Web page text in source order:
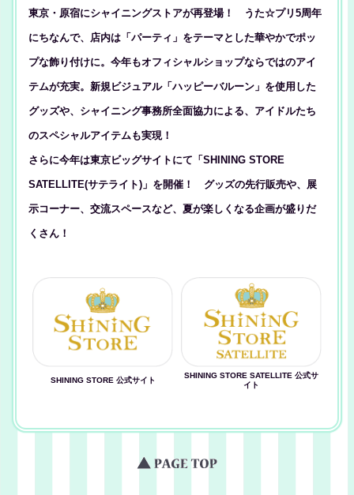
東京・原宿にシャイニングストアが再登場！ うた☆プリ5周年
にちなんで、店内は「パーティ」をテーマとした華やかでポッ
プな飾り付けに。今年もオフィシャルショップならではのアイ
テムが充実。新規ビジュアル「ハッピーバルーン」を使用した
グッズや、シャイニング事務所全面協力による、アイドルたち
のスペシャルアイテムも実現！
さらに今年は東京ビッグサイトにて「SHINING STORE
SATELLITE(サテライト)」を開催！ グッズの先行販売や、展
示コーナー、交流スペースなど、夏が楽しくなる企画が盛りだ
くさん！
SHINING STORE 公式サイト
SHINING STORE SATELLITE 公式サ
イト